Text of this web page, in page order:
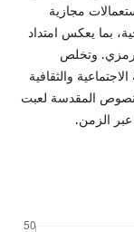
مجازية
بما يعكس امتداد
وتخلص
والثقافية
المقدسة لعبت
عبر الزمن.